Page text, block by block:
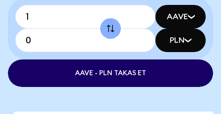
AAVE
PLN
AAVE - PLN TAKAS ET